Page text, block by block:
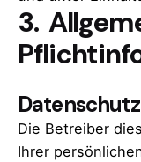
3.
Datenschutz
Die Betreiber
Ihrer